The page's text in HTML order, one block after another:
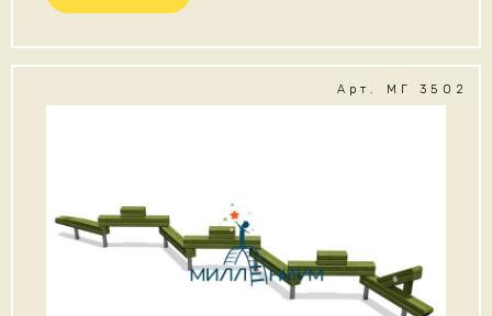
Арт. МГ 3502